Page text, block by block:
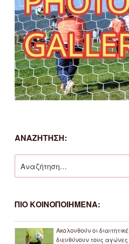
ΑΝΑΖΗΤΗΣΗ:
για:
ΠΙΟ ΚΟΙΝΟΠΟΙΗΜΕΝΑ:
Ακολουθούν οι
διευθύνουν τους